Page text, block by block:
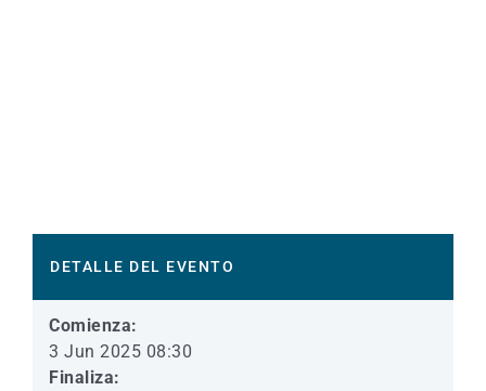
DETALLE DEL EVENTO
Comienza:
3 Jun 2025 08:30
Finaliza: